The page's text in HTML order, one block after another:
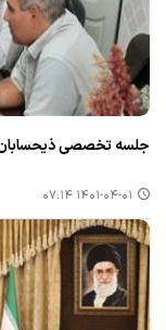
جلسه تخصصی ذیحسابان
۱۴۰۱-۰۴-۰۱ ۰۷:۱۴